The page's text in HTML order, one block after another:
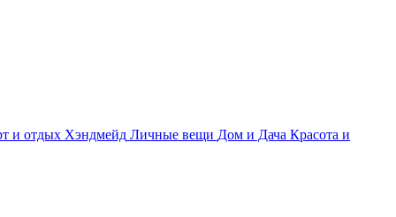
и отдых Хэндмейд Личные вещи Дом и Дача Красота и